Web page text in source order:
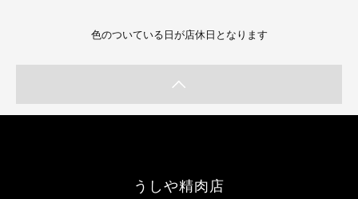
色のついている日が店休日となります
うしや精肉店